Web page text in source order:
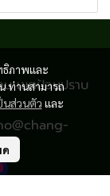
ธิภาพและ
ท่านสามารถ
นส่วนตัว และ
เขตป้อมปราบ